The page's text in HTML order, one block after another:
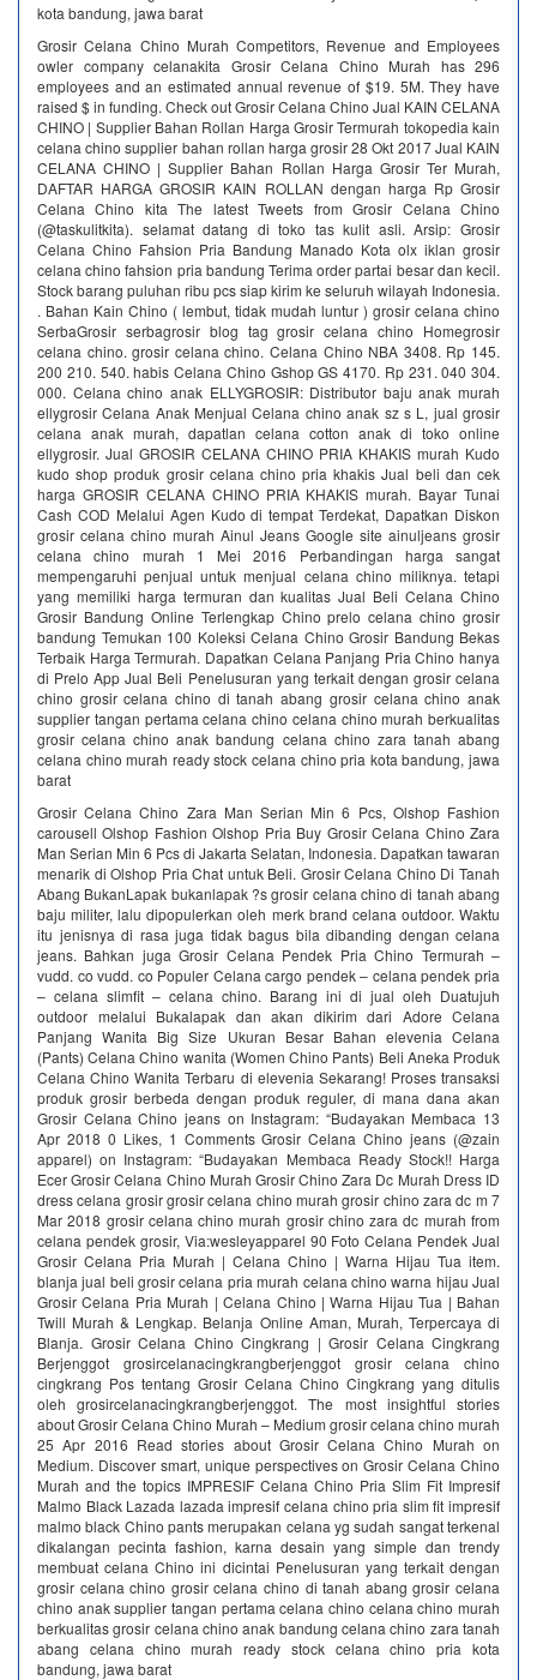
kota bandung, jawa barat
Grosir Celana Chino Murah Competitors, Revenue and Employees
owler company celanakita Grosir Celana Chino Murah has 296
employees and an estimated annual revenue of $19. 5M. They have
raised $ in funding. Check out Grosir Celana Chino Jual KAIN CELANA
CHINO | Supplier Bahan Rollan Harga Grosir Termurah tokopedia kain
celana chino supplier bahan rollan harga grosir 28 Okt 2017 Jual KAIN
CELANA CHINO | Supplier Bahan Rollan Harga Grosir Ter Murah,
DAFTAR HARGA GROSIR KAIN ROLLAN dengan harga Rp Grosir
Celana Chino kita The latest Tweets from Grosir Celana Chino
(@taskulitkita). selamat datang di toko tas kulit asli. Arsip: Grosir
Celana Chino Fahsion Pria Bandung Manado Kota olx iklan grosir
celana chino fahsion pria bandung Terima order partai besar dan kecil.
Stock barang puluhan ribu pcs siap kirim ke seluruh wilayah Indonesia.
. Bahan Kain Chino ( lembut, tidak mudah luntur ) grosir celana chino
SerbaGrosir serbagrosir blog tag grosir celana chino Homegrosir
celana chino. grosir celana chino. Celana Chino NBA 3408. Rp 145.
200 210. 540. habis Celana Chino Gshop GS 4170. Rp 231. 040 304.
000. Celana chino anak ELLYGROSIR: Distributor baju anak murah
ellygrosir Celana Anak Menjual Celana chino anak sz s L, jual grosir
celana anak murah, dapatlan celana cotton anak di toko online
ellygrosir. Jual GROSIR CELANA CHINO PRIA KHAKIS murah Kudo
kudo shop produk grosir celana chino pria khakis Jual beli dan cek
harga GROSIR CELANA CHINO PRIA KHAKIS murah. Bayar Tunai
Cash COD Melalui Agen Kudo di tempat Terdekat, Dapatkan Diskon
grosir celana chino murah Ainul Jeans Google site ainuljeans grosir
celana chino murah 1 Mei 2016 Perbandingan harga sangat
mempengaruhi penjual untuk menjual celana chino miliknya. tetapi
yang memiliki harga termuran dan kualitas Jual Beli Celana Chino
Grosir Bandung Online Terlengkap Chino prelo celana chino grosir
bandung Temukan 100 Koleksi Celana Chino Grosir Bandung Bekas
Terbaik Harga Termurah. Dapatkan Celana Panjang Pria Chino hanya
di Prelo App Jual Beli Penelusuran yang terkait dengan grosir celana
chino grosir celana chino di tanah abang grosir celana chino anak
supplier tangan pertama celana chino celana chino murah berkualitas
grosir celana chino anak bandung celana chino zara tanah abang
celana chino murah ready stock celana chino pria kota bandung, jawa
barat
Grosir Celana Chino Zara Man Serian Min 6 Pcs, Olshop Fashion
carousell Olshop Fashion Olshop Pria Buy Grosir Celana Chino Zara
Man Serian Min 6 Pcs di Jakarta Selatan, Indonesia. Dapatkan tawaran
menarik di Olshop Pria Chat untuk Beli. Grosir Celana Chino Di Tanah
Abang BukanLapak bukanlapak ?s grosir celana chino di tanah abang
baju militer, lalu dipopulerkan oleh merk brand celana outdoor. Waktu
itu jenisnya di rasa juga tidak bagus bila dibanding dengan celana
jeans. Bahkan juga Grosir Celana Pendek Pria Chino Termurah –
vudd. co vudd. co Populer Celana cargo pendek – celana pendek pria
– celana slimfit – celana chino. Barang ini di jual oleh Duatujuh
outdoor melalui Bukalapak dan akan dikirim dari Adore Celana
Panjang Wanita Big Size Ukuran Besar Bahan elevenia Celana
(Pants) Celana Chino wanita (Women Chino Pants) Beli Aneka Produk
Celana Chino Wanita Terbaru di elevenia Sekarang! Proses transaksi
produk grosir berbeda dengan produk reguler, di mana dana akan
Grosir Celana Chino jeans on Instagram: “Budayakan Membaca 13
Apr 2018 0 Likes, 1 Comments Grosir Celana Chino jeans (@zain
apparel) on Instagram: “Budayakan Membaca Ready Stock!! Harga
Ecer Grosir Celana Chino Murah Grosir Chino Zara Dc Murah Dress ID
dress celana grosir grosir celana chino murah grosir chino zara dc m 7
Mar 2018 grosir celana chino murah grosir chino zara dc murah from
celana pendek grosir, Via:wesleyapparel 90 Foto Celana Pendek Jual
Grosir Celana Pria Murah | Celana Chino | Warna Hijau Tua item.
blanja jual beli grosir celana pria murah celana chino warna hijau Jual
Grosir Celana Pria Murah | Celana Chino | Warna Hijau Tua | Bahan
Twill Murah & Lengkap. Belanja Online Aman, Murah, Terpercaya di
Blanja. Grosir Celana Chino Cingkrang | Grosir Celana Cingkrang
Berjenggot grosircelanacingkrangberjenggot grosir celana chino
cingkrang Pos tentang Grosir Celana Chino Cingkrang yang ditulis
oleh grosircelanacingkrangberjenggot. The most insightful stories
about Grosir Celana Chino Murah – Medium grosir celana chino murah
25 Apr 2016 Read stories about Grosir Celana Chino Murah on
Medium. Discover smart, unique perspectives on Grosir Celana Chino
Murah and the topics IMPRESIF Celana Chino Pria Slim Fit Impresif
Malmo Black Lazada lazada impresif celana chino pria slim fit impresif
malmo black Chino pants merupakan celana yg sudah sangat terkenal
dikalangan pecinta fashion, karna desain yang simple dan trendy
membuat celana Chino ini dicintai Penelusuran yang terkait dengan
grosir celana chino grosir celana chino di tanah abang grosir celana
chino anak supplier tangan pertama celana chino celana chino murah
berkualitas grosir celana chino anak bandung celana chino zara tanah
abang celana chino murah ready stock celana chino pria kota
bandung, jawa barat